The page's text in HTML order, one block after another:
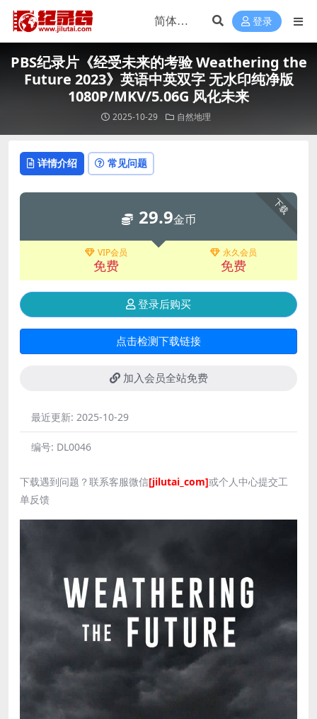
登录
PBS纪录片《经受未来的考验 Weathering the
Future 2023》英语中英双字 无水印纯净版
1080P/MKV/5.06G 风化未来
2025-10-29 自然地理
详情介绍 常见问题
下载
29.9金币
VIP会员
免费
永久会员
免费
登录后购买
点击检测下载链接
加入会员全站免费
最近更新: 2025-10-29
编号: DL0046
下载遇到问题？联系客服微信[jilutai_com]或个人中心提交工
单反馈